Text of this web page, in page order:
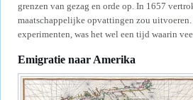
grenzen van gezag en orde op. In 1657
maatschappelijke opvattingen zou
experimenten, was het wel een tijd waarin
Emigratie naar Amerika